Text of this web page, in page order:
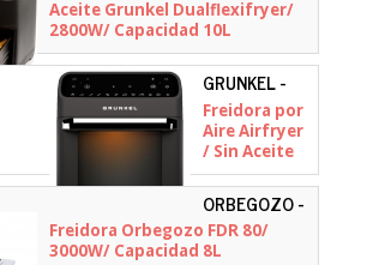
Fryer 6.5L/
1800W/
Capacidad
6.5L
Aceite Grunkel Dualflexifryer/
2800W/ Capacidad 10L
GRUNKEL -
BLACKFRYEROVEN
Freidora por
Aire Airfryer
/ Sin Aceite
Grunkel Fryer
Oven/
1500W/
Capacidad
12L
ORBEGOZO -
15258
Freidora Orbegozo FDR 80/
3000W/ Capacidad 8L